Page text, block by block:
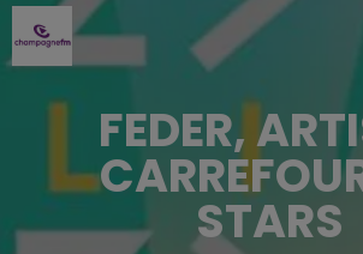
FEDER,
STARS